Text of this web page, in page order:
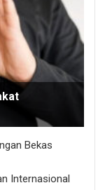
Bekas
Internasional